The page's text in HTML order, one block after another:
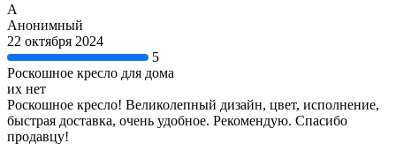
А
Анонимный
22 октября 2024
5
Роскошное кресло для дома
их нет
Роскошное кресло! Великолепный дизайн, цвет, исполнение,
быстрая доставка, очень удобное. Рекомендую. Спасибо
продавцу!